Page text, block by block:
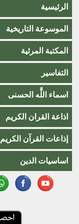
الرئيسية
الموسوعة التاريخية
المكتبة المرئية
التفاسير
اسماء اللَّٰه الحسنى
اذاعة القران الكريم
إذاعات القرآن الكريم
اساسيات الدين